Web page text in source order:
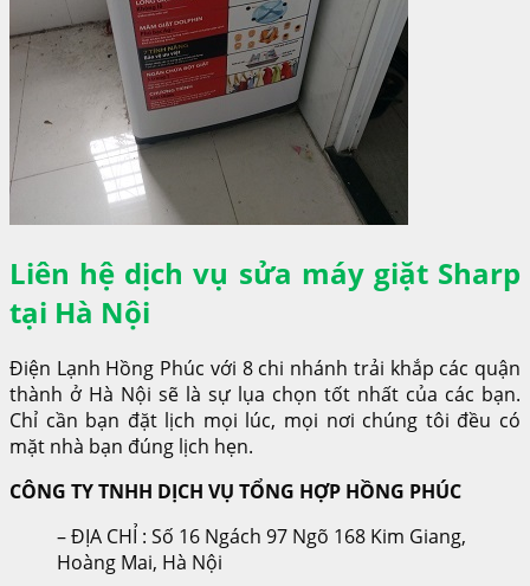
Liên hệ dịch vụ sửa máy giặt Sharp
tại Hà Nội
Điện Lạnh Hồng Phúc với 8 chi nhánh trải khắp các quận
thành ở Hà Nội sẽ là sự lụa chọn tốt nhất của các bạn.
Chỉ cần bạn đặt lịch mọi lúc, mọi nơi chúng tôi đều có
mặt nhà bạn đúng lịch hẹn.
CÔNG TY TNHH DỊCH VỤ TỔNG HỢP HỒNG PHÚC
– ĐỊA CHỈ : Số 16 Ngách 97 Ngõ 168 Kim Giang,
Hoàng Mai, Hà Nội